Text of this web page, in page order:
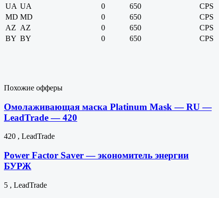
UA UA 0 650
CPS
MD MD 0 650
CPS
AZ AZ 0 650
CPS
BY BY 0 650 CPS
Похожие офферы
Омолаживающая маска Platinum Mask — RU —
LeadTrade — 420
420 , LeadTrade
Power Factor Saver — экономитель энергии
БУРЖ
5 , LeadTrade